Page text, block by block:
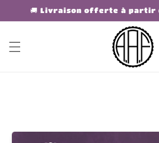
passer
au
🚚 Livraison offerte à partir